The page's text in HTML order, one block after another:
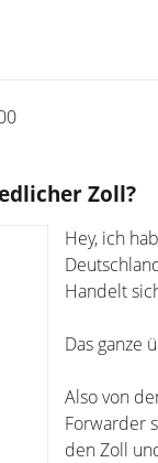
Zoll?
Hey, ich
Handelt
Das ganze
Also von
Forwarder
den Zoll